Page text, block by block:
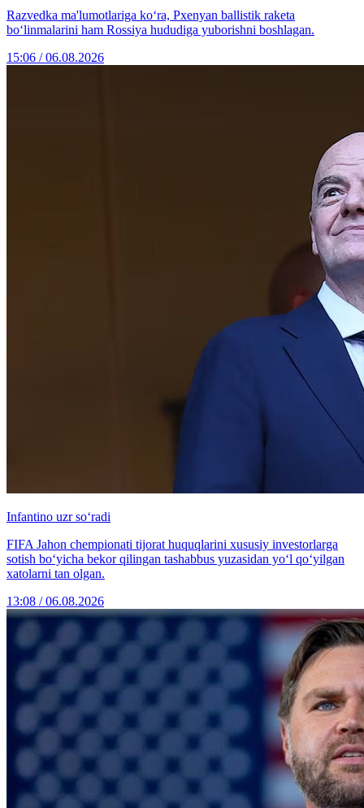
Razvedka ma'lumotlariga ko‘ra, Pxenyan ballistik raketa
bo‘linmalarini ham Rossiya hududiga yuborishni boshlagan.
15:06 / 06.08.2026
Infantino uzr so‘radi
FIFA Jahon chempionati tijorat huquqlarini xususiy investorlarga
sotish bo‘yicha bekor qilingan tashabbus yuzasidan yo‘l qo‘yilgan
xatolarni tan olgan.
13:08 / 06.08.2026